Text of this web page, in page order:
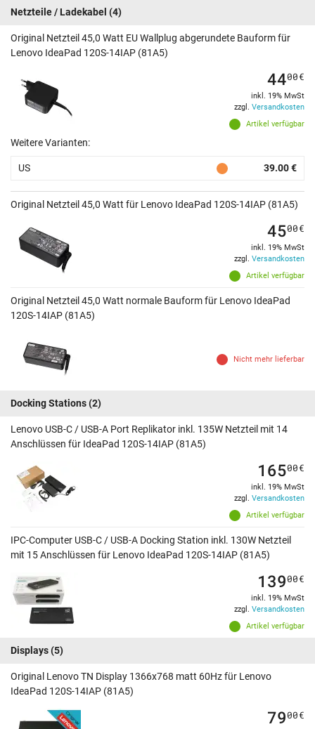
Netzteile / Ladekabel (4)
Original Netzteil 45,0 Watt EU Wallplug abgerundete Bauform für
Lenovo IdeaPad 120S-14IAP (81A5)
Artikel verfügbar
4400€
inkl. 19% MwSt
zzgl. Versandkosten
Weitere Varianten:
US 39.00 €
Original Netzteil 45,0 Watt für Lenovo IdeaPad 120S-14IAP (81A5)
Artikel verfügbar
4500€
inkl. 19% MwSt
zzgl. Versandkosten
Original Netzteil 45,0 Watt normale Bauform für Lenovo IdeaPad
120S-14IAP (81A5)
Nicht mehr lieferbar
Docking Stations(2)
Lenovo USB-C / USB-A Port Replikator inkl. 135W Netzteil mit 14
Anschlüssen für IdeaPad 120S-14IAP (81A5)
Artikel verfügbar
16500€
inkl. 19% MwSt
zzgl. Versandkosten
IPC-Computer USB-C / USB-A Docking Station inkl. 130W Netzteil
mit 15 Anschlüssen für Lenovo IdeaPad 120S-14IAP (81A5)
Artikel verfügbar
13900€
inkl. 19% MwSt
zzgl. Versandkosten
Displays(5)
Original Lenovo TN Display 1366x768 matt 60Hz für Lenovo
IdeaPad 120S-14IAP (81A5)
7900€